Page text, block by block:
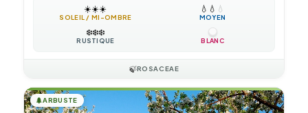
☀️☀️☀️
SOLEIL / MI-OMBRE
💧 💧 💧
MOYEN
❄️❄️❄️
RUSTIQUE BLANC
🍃ROSACEAE
🌲ARBUSTE